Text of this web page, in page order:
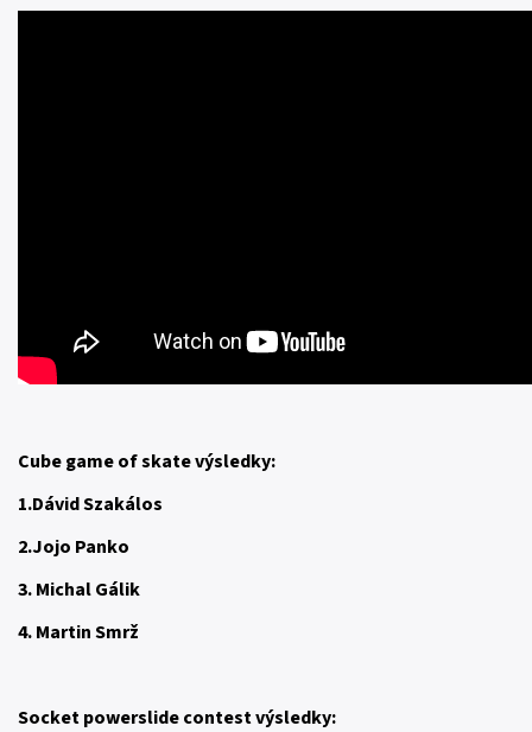
Cube game of skate výsledky:
1.Dávid Szakálos
2.Jojo Panko
3. Michal Gálik
4. Martin Smrž
Socket powerslide contest výsledky: